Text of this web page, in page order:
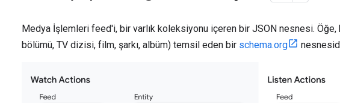
Medya İşlemleri feed'i, bir varlık koleksiyonu içeren bir JSON nesnesi.
bölümü, TV dizisi, film, şarkı, albüm) temsil eden bir schema.org